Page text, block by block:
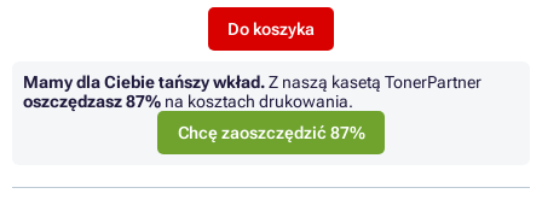
Do koszyka
Mamy dla Ciebie tańszy wkład.Z naszą kasetą TonerPartner
oszczędzasz87% na kosztach drukowania.
Chcę zaoszczędzić 87%